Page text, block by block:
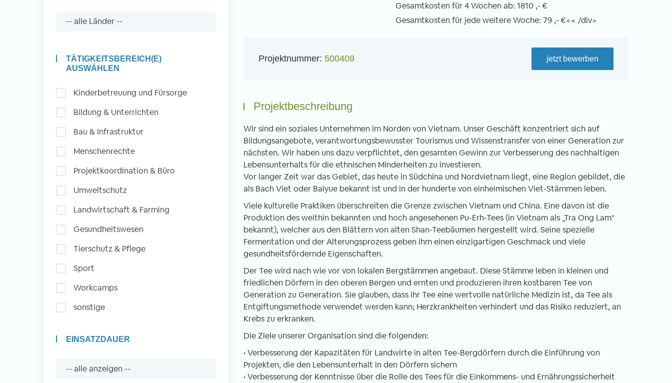
Auslandserfahrung
Engagieren
Initiativbewerbung
Auslandserfahrung
Sammeln und Sozial
Engagieren
TÄTIGKEITSBEREICH(E)
AUSWÄHLEN
Kinderbetreuung und Fürsorge
Bildung & Unterrichten
Bau & Infrastruktur
Menschenrechte
Projektkoordination & Büro
Umweltschutz
Landwirtschaft & Farming
Gesundheitswesen
Tierschutz & Pflege
Sport
Workcamps
sonstige
EINSATZDAUER
Gesamtkosten für 4 Wochen ab: 1810 ,- €
Gesamtkosten für jede weitere Woche: 79 ,- €<< /div>
Projektnummer: 500409 jetzt bewerben
Projektbeschreibung
Wir sind ein soziales Unternehmen im Norden von Vietnam. Unser Geschäft konzentriert sich auf
Bildungsangebote, verantwortungsbewusster Tourismus und Wissenstransfer von einer Generation zur
nächsten. Wir haben uns dazu verpflichtet, den gesamten Gewinn zur Verbesserung des nachhaltigen
Lebensunterhalts für die ethnischen Minderheiten zu investieren.
Vor langer Zeit war das Gebiet, das heute in Südchina und Nordvietnam liegt, eine Region gebildet, die
als Bach Viet oder Baiyue bekannt ist und in der hunderte von einheimischen Viet-Stämmen leben.
Viele kulturelle Praktiken überschreiten die Grenze zwischen Vietnam und China. Eine davon ist die
Produktion des weithin bekannten und hoch angesehenen Pu-Erh-Tees (in Vietnam als „Tra Ong Lam“
bekannt), welcher aus den Blättern von alten Shan-Teebäumen hergestellt wird. Seine spezielle
Fermentation und der Alterungsprozess geben ihm einen einzigartigen Geschmack und viele
gesundheitsfördernde Eigenschaften.
Der Tee wird nach wie vor von lokalen Bergstämmen angebaut. Diese Stämme leben in kleinen und
friedlichen Dörfern in den oberen Bergen und ernten und produzieren ihren kostbaren Tee von
Generation zu Generation. Sie glauben, dass ihr Tee eine wertvolle natürliche Medizin ist, da Tee als
Entgiftungsmethode verwendet werden kann; Herzkrankheiten verhindert und das Risiko reduziert, an
Krebs zu erkranken.
Die Ziele unserer Organisation sind die folgenden:
• Verbesserung der Kapazitäten für Landwirte in alten Tee-Bergdörfern durch die Einführung von
Projekten, die den Lebensunterhalt in den Dörfern sichern
• Verbesserung der Kenntnisse über die Rolle des Tees für die Einkommens- und Ernährungssicherheit